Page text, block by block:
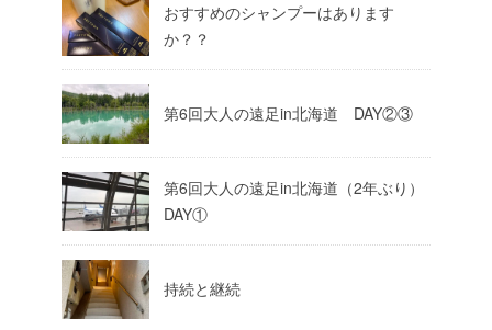
おすすめのシャンプーはあります
か？？
第6回大人の遠足in北海道 DAY②③
第6回大人の遠足in北海道（2年ぶり）
DAY①
持続と継続